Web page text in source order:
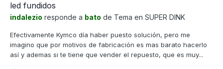
led fundidos
indalezio responde a bato de Tema en SUPER DINK
Efectivamente Kymco día haber puesto solución, pero me
imagino que por motivos de fabricación es mas barato hacerlo
así y ademas si te tiene que vender el repuesto, que es muy...